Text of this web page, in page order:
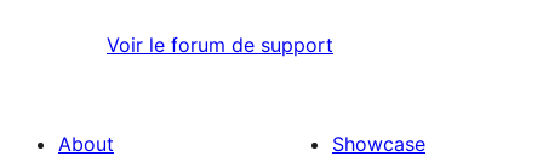
Voir le forum de support
About
Showcase